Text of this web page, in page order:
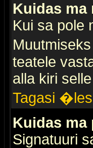
Kuidas
Kui sa pole
teatele
alla kiri
Tagasi �les
Kuidas
Signatuuri